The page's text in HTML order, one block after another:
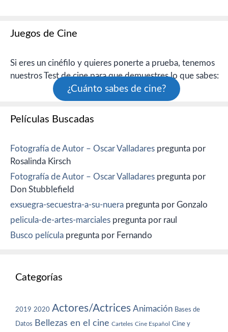
Juegos de Cine
Si eres un cinéfilo y quieres ponerte a prueba, tenemos
nuestros Test de cine para que demuestres lo que sabes:
¿Cuánto sabes de cine?
Películas Buscadas
Fotografía de Autor – Oscar Valladares pregunta por
Rosalinda Kirsch
Fotografía de Autor – Oscar Valladares pregunta por
Don Stubblefield
exsuegra-secuestra-a-su-nuera pregunta por Gonzalo
pelicula-de-artes-marciales pregunta por raul
Busco película pregunta por Fernando
Categorías
2019 2020 Actores/Actrices Animación Bases de
Datos Bellezas en el cine Carteles Cine Español Cine y